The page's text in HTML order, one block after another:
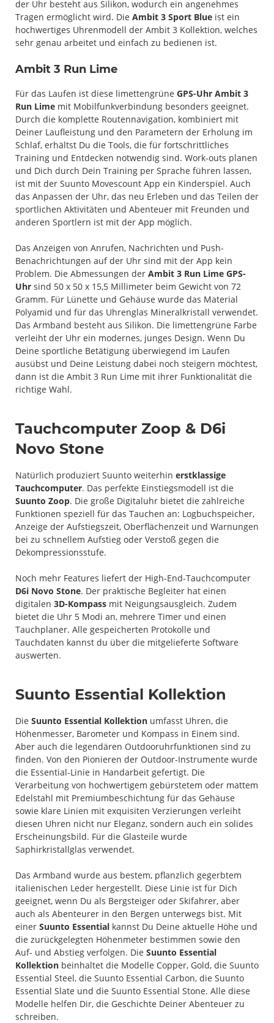
der Uhr besteht aus Silikon, wodurch ein angenehmes
Tragen ermöglicht wird. Die Ambit 3 Sport Blue ist ein
hochwertiges Uhrenmodell der Ambit 3 Kollektion, welches
sehr genau arbeitet und einfach zu bedienen ist.
Ambit 3 Run Lime
Für das Laufen ist diese limettengrüne GPS-Uhr Ambit 3
Run Lime mit Mobilfunkverbindung besonders geeignet.
Durch die komplette Routennavigation, kombiniert mit
Deiner Laufleistung und den Parametern der Erholung im
Schlaf, erhältst Du die Tools, die für fortschrittliches
Training und Entdecken notwendig sind. Work-outs planen
und Dich durch Dein Training per Sprache führen lassen,
ist mit der Suunto Movescount App ein Kinderspiel. Auch
das Anpassen der Uhr, das neu Erleben und das Teilen der
sportlichen Aktivitäten und Abenteuer mit Freunden und
anderen Sportlern ist mit der App möglich.
Das Anzeigen von Anrufen, Nachrichten und Push-
Benachrichtungen auf der Uhr sind mit der App kein
Problem. Die Abmessungen der Ambit 3 Run Lime GPS-
Uhr sind 50 x 50 x 15,5 Millimeter beim Gewicht von 72
Gramm. Für Lünette und Gehäuse wurde das Material
Polyamid und für das Uhrenglas Mineralkristall verwendet.
Das Armband besteht aus Silikon. Die limettengrüne Farbe
verleiht der Uhr ein modernes, junges Design. Wenn Du
Deine sportliche Betätigung überwiegend im Laufen
ausübst und Deine Leistung dabei noch steigern möchtest,
dann ist die Ambit 3 Run Lime mit ihrer Funktionalität die
richtige Wahl.
Tauchcomputer Zoop & D6i
Novo Stone
Natürlich produziert Suunto weiterhin erstklassige
Tauchcomputer. Das perfekte Einstiegsmodell ist die
Suunto Zoop. Die große Digitaluhr bietet die zahlreiche
Funktionen speziell für das Tauchen an: Logbuchspeicher,
Anzeige der Aufstiegszeit, Oberflächenzeit und Warnungen
bei zu schnellem Aufstieg oder Verstoß gegen die
Dekompressionsstufe.
Noch mehr Features liefert der High-End-Tauchcomputer
D6i Novo Stone. Der praktische Begleiter hat einen
digitalen 3D-Kompass mit Neigungsausgleich. Zudem
bietet die Uhr 5 Modi an, mehrere Timer und einen
Tauchplaner. Alle gespeicherten Protokolle und
Tauchdaten kannst du über die mitgelieferte Software
auswerten.
Suunto Essential Kollektion
Die Suunto Essential Kollektion umfasst Uhren, die
Höhenmesser, Barometer und Kompass in Einem sind.
Aber auch die legendären Outdooruhrfunktionen sind zu
finden. Von den Pionieren der Outdoor-Instrumente wurde
die Essential-Linie in Handarbeit gefertigt. Die
Verarbeitung von hochwertigem gebürstetem oder mattem
Edelstahl mit Premiumbeschichtung für das Gehäuse
sowie klare Linien mit exquisiten Verzierungen verleiht
diesen Uhren nicht nur Eleganz, sondern auch ein solides
Erscheinungsbild. Für die Glasteile wurde
Saphirkristallglas verwendet.
Das Armband wurde aus bestem, pflanzlich gegerbtem
italienischen Leder hergestellt. Diese Linie ist für Dich
geeignet, wenn Du als Bergsteiger oder Skifahrer, aber
auch als Abenteurer in den Bergen unterwegs bist. Mit
einer Suunto Essential kannst Du Deine aktuelle Höhe und
die zurückgelegten Höhenmeter bestimmen sowie den
Auf- und Abstieg verfolgen. Die Suunto Essential
Kollektion beinhaltet die Modelle Copper, Gold, die Suunto
Essential Steel, die Suunto Essential Carbon, die Suunto
Essential Slate und die Suunto Essential Stone. Alle diese
Modelle helfen Dir, die Geschichte Deiner Abenteuer zu
schreiben.